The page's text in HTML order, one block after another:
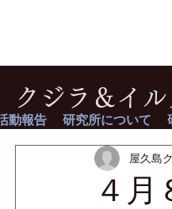
クジラ＆イル
４月
屋久島
動報告 研究所について